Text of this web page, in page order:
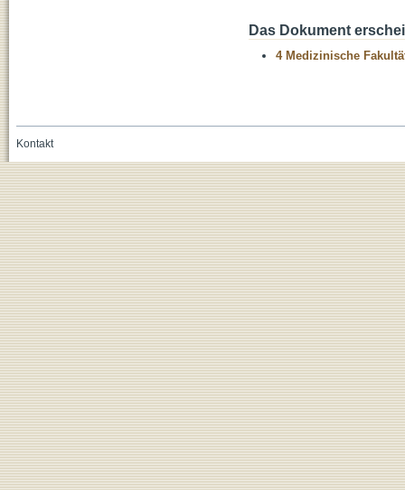
Das Dokument
4 Medizinische
Kontakt